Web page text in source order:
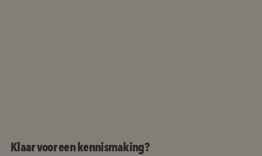
Klaar voor een kennismaking?